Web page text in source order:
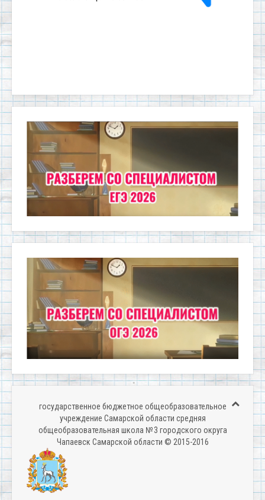
государственное бюджетное общеобразовательное
учреждение Самарской области средняя
общеобразовательная школа № 3 городского округа
Чапаевск Самарской области © 2015-2016